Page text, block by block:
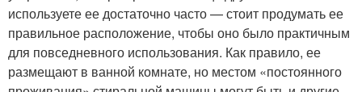
используете ее достаточно часто — стоит продумать ее
правильное расположение, чтобы оно было практичным
для повседневного использования. Как правило, ее
размещают в ванной комнате, но местом «постоянного